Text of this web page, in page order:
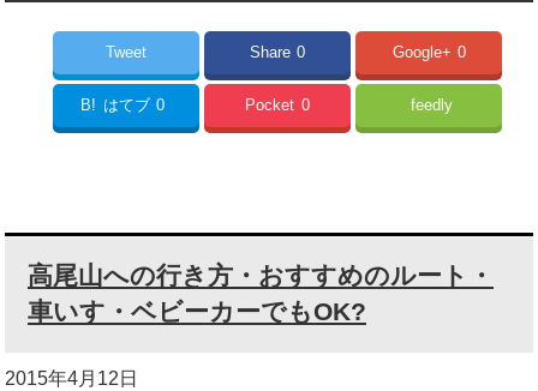
Tweet Share 0 Google+ 0
B! はてブ 0 Pocket 0 feedly
高尾山への行き方・おすすめのルート・
車いす・ベビーカーでもOK?
2015年4月12日